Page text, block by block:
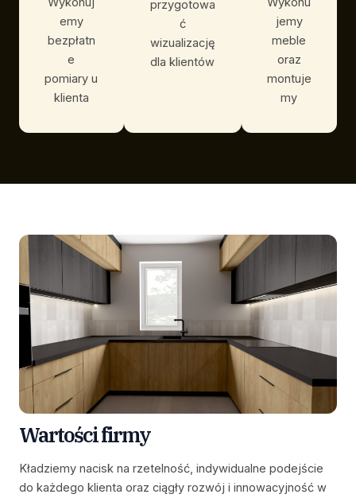
emy
bezpłatn
e
pomiary u
klienta
przygotowa
ć
wizualizację
dla klientów
jemy
meble
oraz
montuje
my
Wartości firmy
Kładziemy nacisk na rzetelność, indywidualne podejście
do każdego klienta oraz ciągły rozwój i innowacyjność w